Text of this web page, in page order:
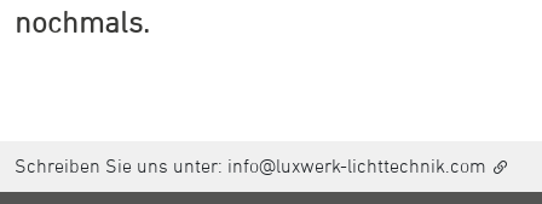
nochmals.
Schreiben Sie uns unter: info@luxwerk-lichttechnik.com